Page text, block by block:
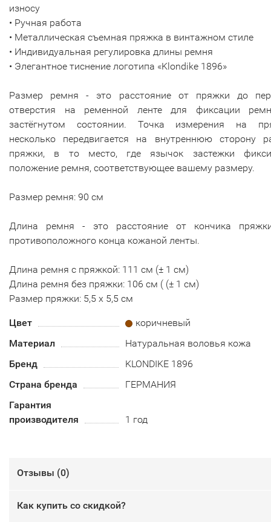
износу
• Ручная работа
• Металлическая съемная пряжка в винтажном стиле
• Индивидуальная регулировка длины ремня
• Элегантное тиснение логотипа «Klondike 1896»
Размер ремня - это расстояние от пряжки до
отверстия на ременной ленте для фиксации
застёгнутом состоянии. Точка измерения на
несколько передвигается на внутреннюю сторону
пряжки, в то место, где язычок застежки
положение ремня, соответствующее вашему размеру.
Размер ремня: 90 см
Длина ремня - это расстояние от кончика
противоположного конца кожаной ленты.
Длина ремня с пряжкой: 111 см (± 1 см)
Длина ремня без пряжки: 106 см ( (± 1 см)
Размер пряжки: 5,5 х 5,5 см
Цвет
коричневый
Материал
Натуральная воловья кожа
Бренд
KLONDIKE 1896
Страна бренда
ГЕРМАНИЯ
Гарантия
производителя
1 год
Отзывы (0)
Как купить со скидкой?